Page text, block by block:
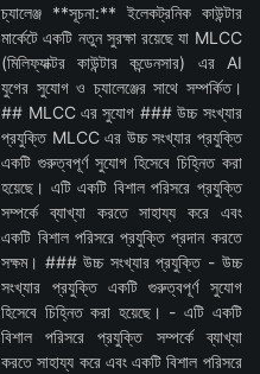
চ্যালেঞ্জ **সূচনা:** ইলেকট্রনিক কাউন্টার
মার্কেটে একটি নতুন সুরক্ষা রয়েছে যা MLCC
(মিলিফ্যাক্টর কাউন্টার কন্ডেনসার) এর AI
যুগের সুযোগ ও চ্যালেঞ্জের সাথে সম্পর্কিত।
## MLCC এর সুযোগ ### উচ্চ সংখ্যার
প্রযুক্তি MLCC এর উচ্চ সংখ্যার প্রযুক্তি
একটি গুরুত্বপূর্ণ সুযোগ হিসেবে চিহ্নিত করা
হয়েছে। এটি একটি বিশাল পরিসরে প্রযুক্তি
সম্পর্কে ব্যাখ্যা করতে সাহায্য করে এবং
একটি বিশাল পরিসরে প্রযুক্তি প্রদান করতে
সক্ষম। ### উচ্চ সংখ্যার প্রযুক্তি - উচ্চ
সংখ্যার প্রযুক্তি একটি গুরুত্বপূর্ণ সুযোগ
হিসেবে চিহ্নিত করা হয়েছে। - এটি একটি
বিশাল পরিসরে প্রযুক্তি সম্পর্কে ব্যাখ্যা
করতে সাহায্য করে এবং একটি বিশাল পরিসরে